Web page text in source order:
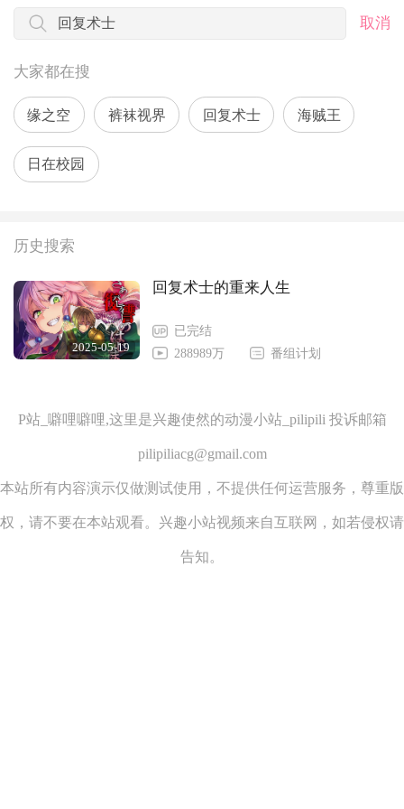
取消
大家都在搜
缘之空 裤袜视界 回复术士 海贼王
日在校园
历史搜索
2025-05-19
回复术士的重来人生
已完结
288989万
番组计划
P站_噼哩噼哩,这里是兴趣使然的动漫小站_pilipili 投诉邮箱
pilipiliacg@gmail.com
本站所有内容演示仅做测试使用，不提供任何运营服务，尊重版
权，请不要在本站观看。兴趣小站视频来自互联网，如若侵权请
告知。